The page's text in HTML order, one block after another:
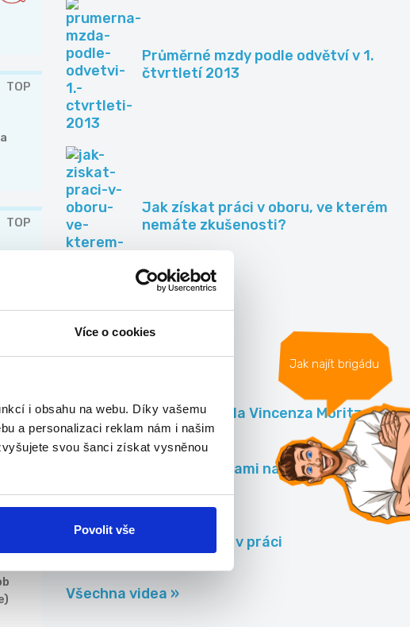
Více o cookies
i obsahu na webu. Díky vašemu
a personalizaci reklam nám i našim
svou šanci získat vysněnou
Povolit vše
Jak najít brigádu
TOP
TOP
TOP
Průměrné mzdy podle odvětví v 1.
čtvrtletí 2013
Jak získat práci v oboru, ve kterém
nemáte zkušenosti?
Všechny články »
Videa
5 tipů od Paola Vincenza Moritze :D
Zaměřte se sami na sebe a zlepšete
Nejlepší faily v práci
Všechna videa »